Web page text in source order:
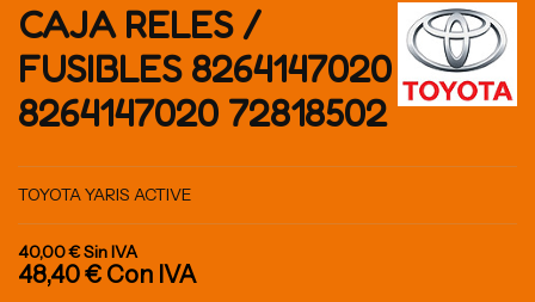
CAJA RELES /
FUSIBLES 8264147020
8264147020 72818502
TOYOTA YARIS ACTIVE
40,00 €Sin IVA
48,40 € Con IVA